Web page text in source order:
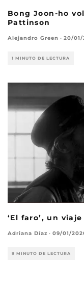
Bong Joon-ho
Pattinson
Alejandro Green · 20/01/
1 MINUTO DE LECTURA
‘El faro’, un
Adriana Díaz · 09/01/
9 MINUTO DE LECTURA